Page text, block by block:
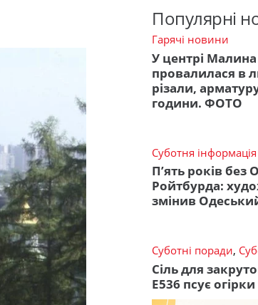
Популярні
Гарячі новини
У центрі
провалилася в
різали,
години. ФОТО
Суботня інформація
П’ять років без
Ройтбурда:
змінив
Суботні поради,
Сіль для
Е536 псує